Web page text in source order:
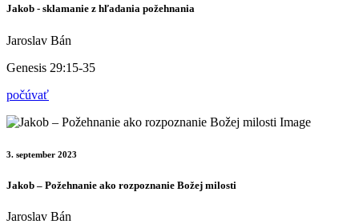
Jakob - sklamanie z hľadania požehnania
Jaroslav Bán
Genesis 29:15-35
počúvať
3. september 2023
Jakob – Požehnanie ako rozpoznanie Božej milosti
Jaroslav Bán